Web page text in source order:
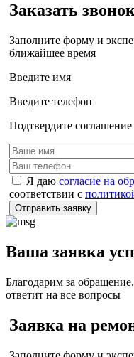
Заказать
Заполните форму и
ближайшее время
Введите имя
Введите телефон
Подтвердите соглашение
Я даю согласие на
соответствии с
Отправить заявку
Ваша заявка
Благодарим за
ответит на все вопросы
Заявка на